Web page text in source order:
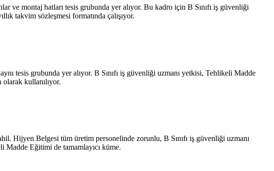
ve montaj hatları tesis grubunda yer alıyor. Bu kadro için B Sınıfı iş güvenliği
takvim sözleşmesi formatında çalışıyor.
tesis grubunda yer alıyor. B Sınıfı iş güvenliği uzmanı yetkisi, Tehlikeli Madde
kullanılıyor.
Hijyen Belgesi tüm üretim personelinde zorunlu, B Sınıfı iş güvenliği uzmanı
Madde Eğitimi de tamamlayıcı küme.